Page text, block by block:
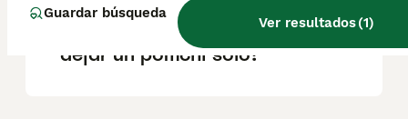
Guardar búsqueda
Ver resultados(1)
¿Cuánto tiempo puedes
dejar un pomchi solo?